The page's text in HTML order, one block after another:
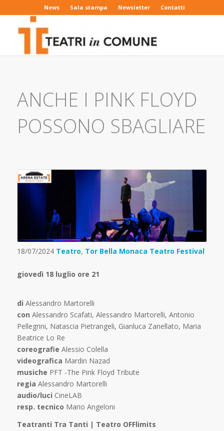
News Sala stampa Newsletter Contatti
ANCHE I PINK FLOYD
POSSONO SBAGLIARE
18/07/2024 Teatro, Tor Bella Monaca Teatro Festival
giovedì 18 luglio ore 21
di Alessandro Martorelli
con Alessandro Scafati, Alessandro Martorelli, Antonio
Pellegrini, Natascia Pietrangeli, Gianluca Zanellato, Maria
Beatrice Lo Re
coreografie Alessio Colella
videografica Mardin Nazad
musiche PFT -The Pink Floyd Tribute
regia Alessandro Martorelli
audio/luci CineLAB
resp. tecnico Mario Angeloni
Teatranti Tra Tanti | Teatro OFFlimits